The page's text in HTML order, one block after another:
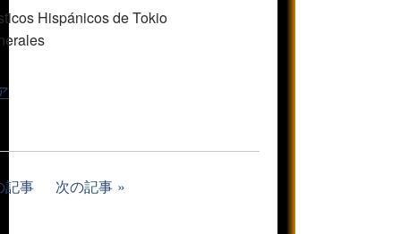
Hispánicos de Tokio
記事 次の記事